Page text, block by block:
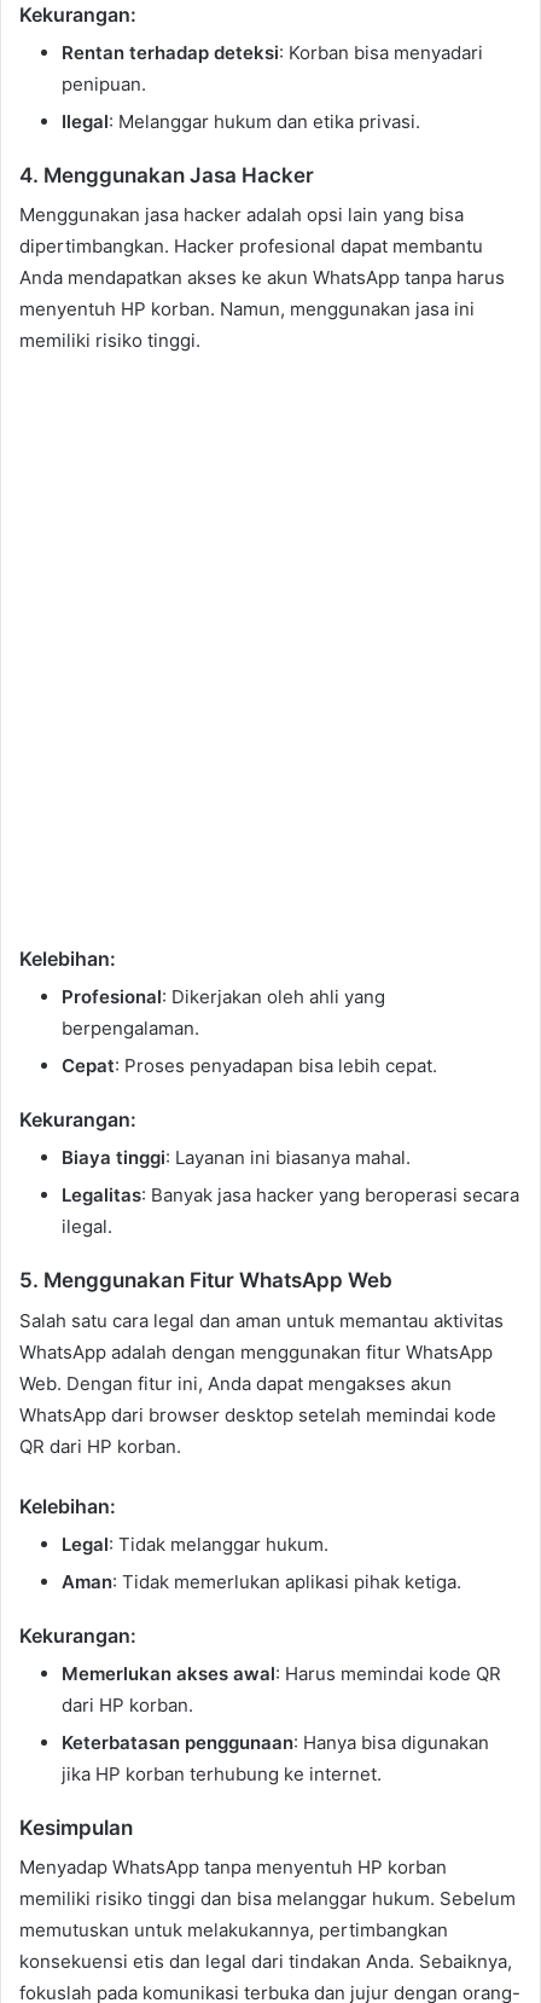
Kekurangan:
Rentan terhadap deteksi: Korban bisa menyadari
penipuan.
Ilegal: Melanggar hukum dan etika privasi.
4. Menggunakan Jasa Hacker
Menggunakan jasa hacker adalah opsi lain yang bisa
dipertimbangkan. Hacker profesional dapat membantu
Anda mendapatkan akses ke akun WhatsApp tanpa harus
menyentuh HP korban. Namun, menggunakan jasa ini
memiliki risiko tinggi.
Kelebihan:
Profesional: Dikerjakan oleh ahli yang
berpengalaman.
Cepat: Proses penyadapan bisa lebih cepat.
Kekurangan:
Biaya tinggi: Layanan ini biasanya mahal.
Legalitas: Banyak jasa hacker yang beroperasi secara
ilegal.
5. Menggunakan Fitur WhatsApp Web
Salah satu cara legal dan aman untuk memantau aktivitas
WhatsApp adalah dengan menggunakan fitur WhatsApp
Web. Dengan fitur ini, Anda dapat mengakses akun
WhatsApp dari browser desktop setelah memindai kode
QR dari HP korban.
Kelebihan:
Legal: Tidak melanggar hukum.
Aman: Tidak memerlukan aplikasi pihak ketiga.
Kekurangan:
Memerlukan akses awal: Harus memindai kode QR
dari HP korban.
Keterbatasan penggunaan: Hanya bisa digunakan
jika HP korban terhubung ke internet.
Kesimpulan
Menyadap WhatsApp tanpa menyentuh HP korban
memiliki risiko tinggi dan bisa melanggar hukum. Sebelum
memutuskan untuk melakukannya, pertimbangkan
konsekuensi etis dan legal dari tindakan Anda. Sebaiknya,
fokuslah pada komunikasi terbuka dan jujur dengan orang-